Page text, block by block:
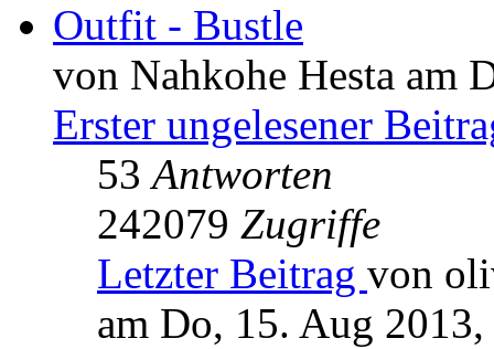
Outfit - Bustle
von Nahkohe Hesta am
Erster ungelesener
53Antworten
242079 Zugriffe
Letzter Beitrag von
am Do, 15. Aug